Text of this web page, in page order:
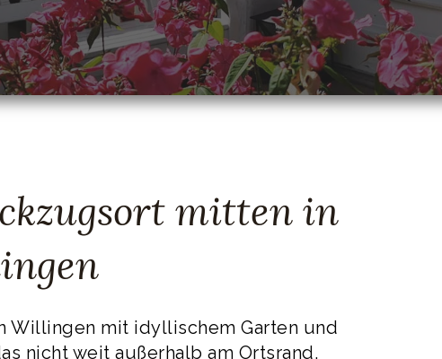
mitten in
Willingen mit idyllischem Garten und
nicht weit außerhalb am Ortsrand,